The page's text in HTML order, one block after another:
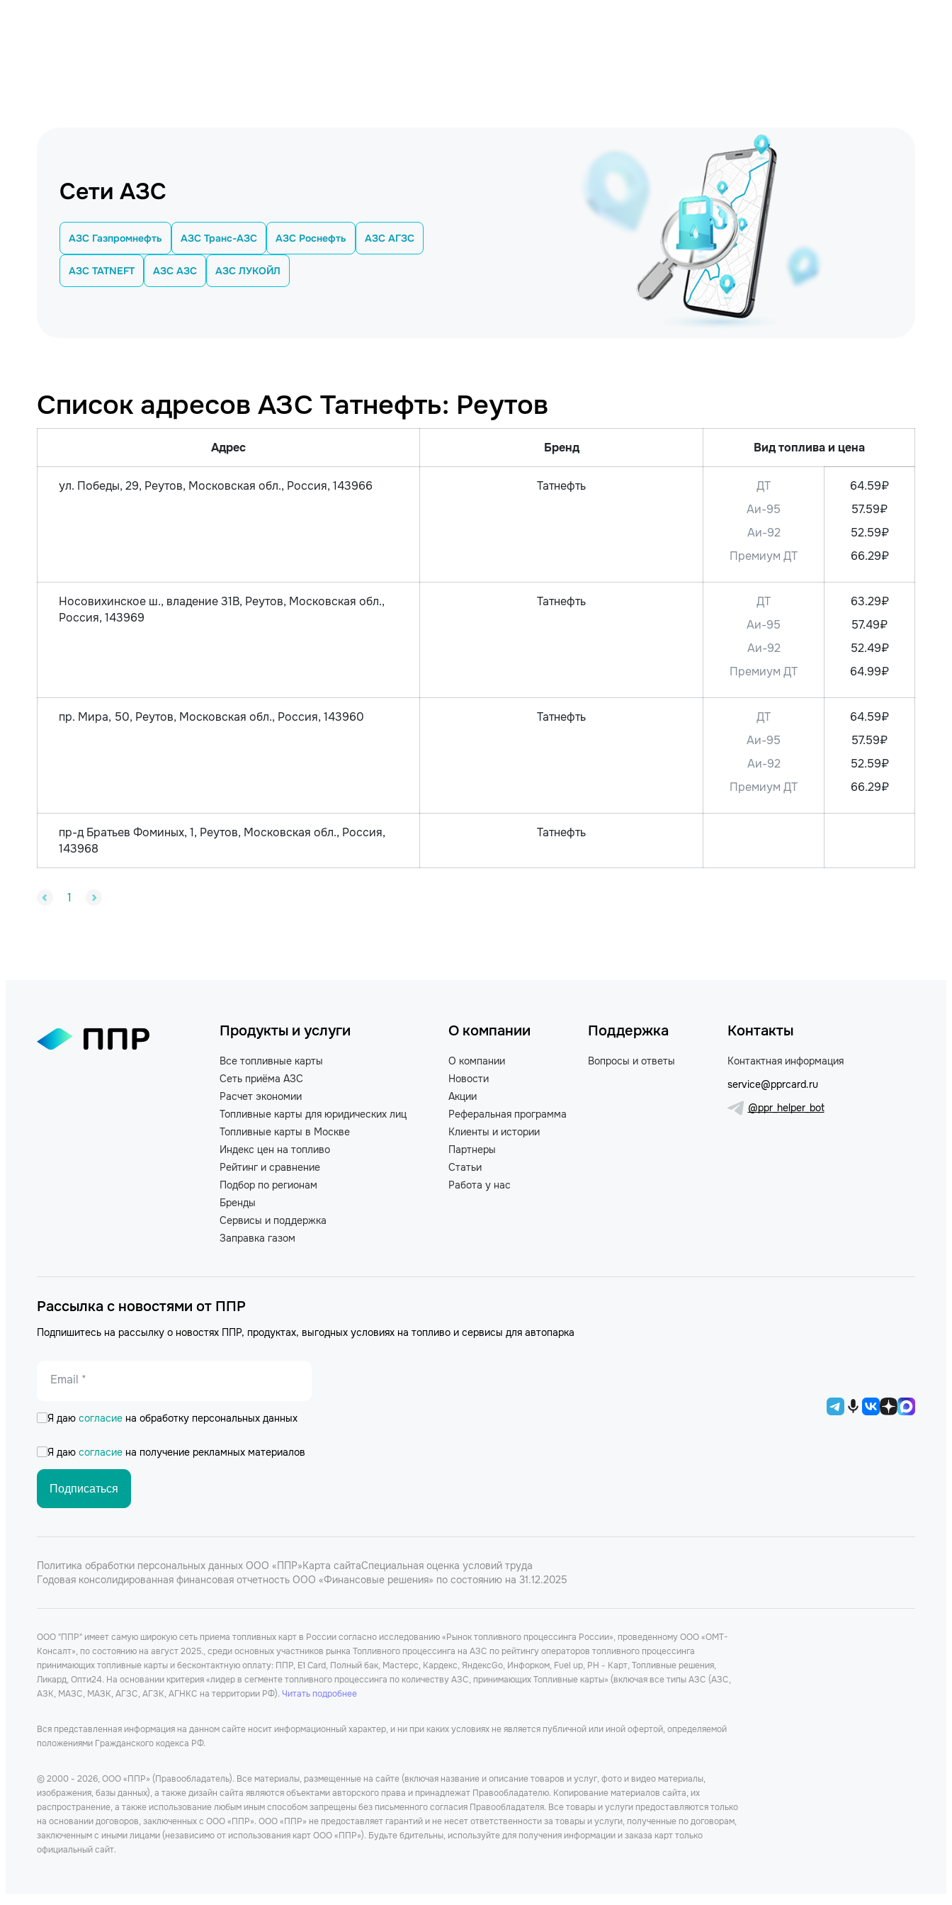
Сети АЗС
АЗС Газпромнефть АЗС Транс-АЗС АЗС Роснефть АЗС АГЗС
АЗС TATNEFT АЗС АЗС АЗС ЛУКОЙЛ
Список адресов АЗС Татнефть: Реутов
Адрес Бренд Вид топлива и цена
ул. Победы, 29, Реутов, Московская обл., Россия, 143966 Татнефть
ДТ
Аи-95
Аи-92
Премиум ДТ
64.59₽
57.59₽
52.59₽
66.29₽
Носовихинское ш., владение 31В, Реутов, Московская обл.,
Россия, 143969
Татнефть
ДТ
Аи-95
Аи-92
Премиум ДТ
63.29₽
57.49₽
52.49₽
64.99₽
пр. Мира, 50, Реутов, Московская обл., Россия, 143960 Татнефть
ДТ
Аи-95
Аи-92
Премиум ДТ
64.59₽
57.59₽
52.59₽
66.29₽
пр-д Братьев Фоминых, 1, Реутов, Московская обл., Россия,
143968
Татнефть
1
Продукты и услуги
Все топливные карты
Сеть приёма АЗС
Расчет экономии
Топливные карты для юридических лиц
Топливные карты в Москве
Индекс цен на топливо
Рейтинг и сравнение
Подбор по регионам
Бренды
Сервисы и поддержка
Заправка газом
О компании
О компании
Новости
Акции
Реферальная программа
Клиенты и истории
Партнеры
Статьи
Работа у нас
Поддержка
Вопросы и ответы
Контакты
Контактная информация
service@pprcard.ru
@ppr_helper_bot
Рассылка с новостями от ППР
Подпишитесь на рассылку о новостях ППР, продуктах, выгодных условиях на топливо и сервисы для автопарка
Email *
Я даю согласие на обработку персональных данных
Я даю согласие на получение рекламных материалов
Подписаться
Политика обработки персональных данных ООО «ППР»Карта сайтаСпециальная оценка условий труда
Годовая консолидированная финансовая отчетность ООО «Финансовые решения» по состоянию на 31.12.2025
ООО "ППР" имеет самую широкую сеть приема топливных карт в России согласно исследованию «Рынок топливного процессинга России», проведенному ООО «ОМТ-
Консалт», по состоянию на август 2025., среди основных участников рынка Топливного процессинга на АЗС по рейтингу операторов топливного процессинга
принимающих топливные карты и бесконтактную оплату: ППР, Е1 Card, Полный бак, Мастерс, Кардекс, ЯндексGo, Инфорком, Fuel up, РН - Карт, Топливные решения,
Ликард, Опти24. На основании критерия «лидер в сегменте топливного процессинга по количеству АЗС, принимающих Топливные карты» (включая все типы АЗС (АЗС,
АЗК, МАЗС, МАЗК, АГЗС, АГЗК, АГНКС на территории РФ). Читать подробнее
Вся представленная информация на данном сайте носит информационный характер, и ни при каких условиях не является публичной или иной офертой, определяемой
положениями Гражданского кодекса РФ.
© 2000 - 2026, ООО «ППР» (Правообладатель). Все материалы, размещенные на сайте (включая название и описание товаров и услуг, фото и видео материалы,
изображения, базы данных), а также дизайн сайта являются объектами авторского права и принадлежат Правообладателю. Копирование материалов сайта, их
распространение, а также использование любым иным способом запрещены без письменного согласия Правообладателя. Все товары и услуги предоставляются только
на основании договоров, заключенных с ООО «ППР». ООО «ППР» не предоставляет гарантий и не несет ответственности за товары и услуги, полученные по договорам,
заключенным с иными лицами (независимо от использования карт ООО «ППР»). Будьте бдительны, используйте для получения информации и заказа карт только
официальный сайт.